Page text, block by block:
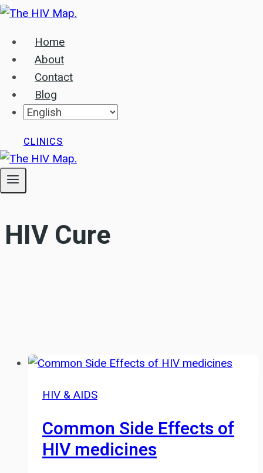
Skip
contentHome
About
Contact
Blog
CLINICS
HIV Cure
HIV & AIDS
Common Side Effects of
HIV medicines